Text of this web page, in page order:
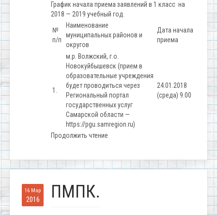
График начала приема заявлений в 1 класс на
2018 — 2019 учебный год.
№
п/п
Наименование
муниципальных районов и
округов
Дата начала
приема
1.
м.р. Волжский, г.о.
Новокуйбышевск (прием в
образовательные учреждения
будет проводиться через
Региональный портал
государственных услуг
Самарской области —
https://pgu.samregion.ru)
24.01.2018
(среда) 9.00
Продолжить чтение
16 Мар
2016 ПМПК.